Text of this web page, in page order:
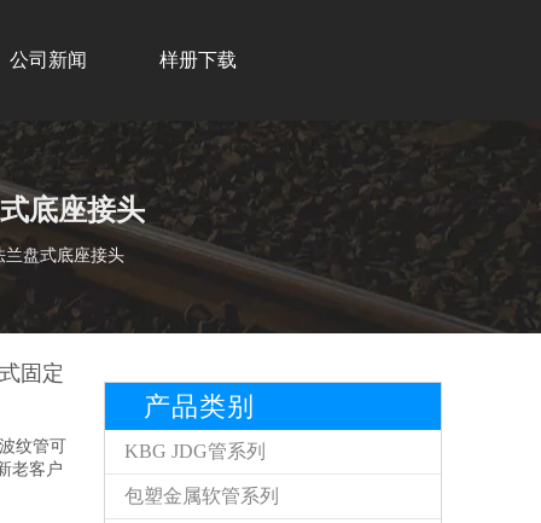
公司新闻 样册下载
底座接头
兰盘式底座接头
固定
纹管可
老客户
产品类别
KBG JDG管系列
包塑金属软管系列